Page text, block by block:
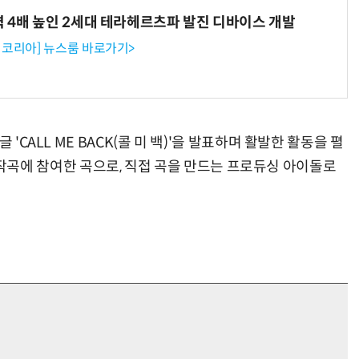
4배 높인 2세대 테라헤르츠파 발진 디바이스 개발
리아] 뉴스룸 바로가기>
'CALL ME BACK(콜 미 백)'을 발표하며 활발한 활동을 펼
에 참여한 곡으로, 직접 곡을 만드는 프로듀싱 아이돌로